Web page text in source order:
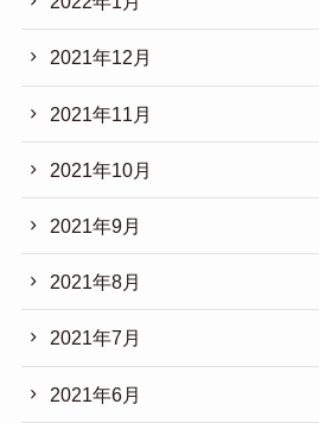
2021年12月
2021年11月
2021年10月
2021年9月
2021年8月
2021年7月
2021年6月